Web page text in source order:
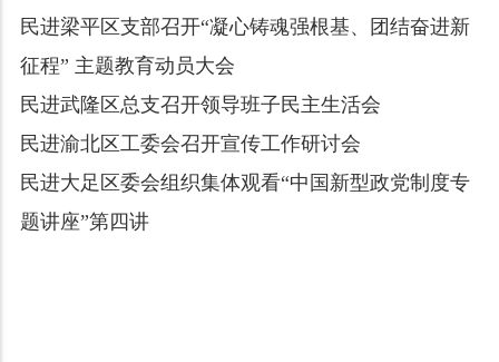
民进梁平区支部召开“凝心铸魂强根基、团结奋进新
征程” 主题教育动员大会
民进武隆区总支召开领导班子民主生活会
民进渝北区工委会召开宣传工作研讨会
民进大足区委会组织集体观看“中国新型政党制度专
题讲座”第四讲